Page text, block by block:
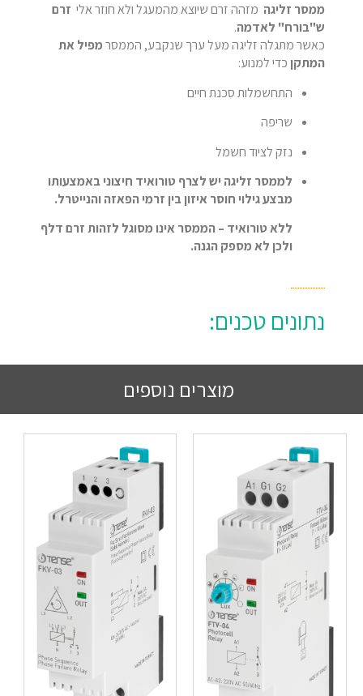
ממסר זליגה מזהה זרם שיוצא מהמעגל ולא חוזר אלי זרם
ש"בורח" לאדמה.
כאשר מתגלה זליגה מעל ערך שנקבע, הממסרמפיל את
המתקן כדי למנוע:
התחשמלות סכנת חיים
שריפה
נזק לציוד חשמל
לממסר זליגה יש לצרף טורואיד חיצוני באמצעותו
מבצע גילוי חוסר איזון בין זרמי הפאזה והנייטרל.
ללא טורואיד – הממסר אינו מסוגל לזהות זרם דלף
ולכן לא מספק הגנה.
נתונים טכנים:
מוצרים נוספים